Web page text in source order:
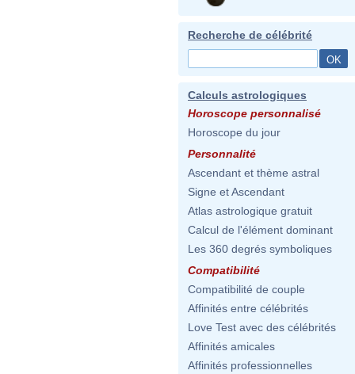
Recherche de célébrité
Calculs astrologiques
Horoscope personnalisé
Horoscope du jour
Personnalité
Ascendant et thème astral
Signe et Ascendant
Atlas astrologique gratuit
Calcul de l'élément dominant
Les 360 degrés symboliques
Compatibilité
Compatibilité de couple
Affinités entre célébrités
Love Test avec des célébrités
Affinités amicales
Affinités professionnelles